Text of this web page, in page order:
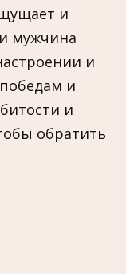
и
мужчина
и
и
и
обратить